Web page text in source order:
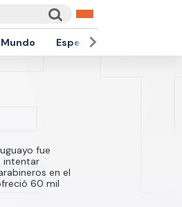
Mundo Espectáculos
fue
intentar
en el
60 mil